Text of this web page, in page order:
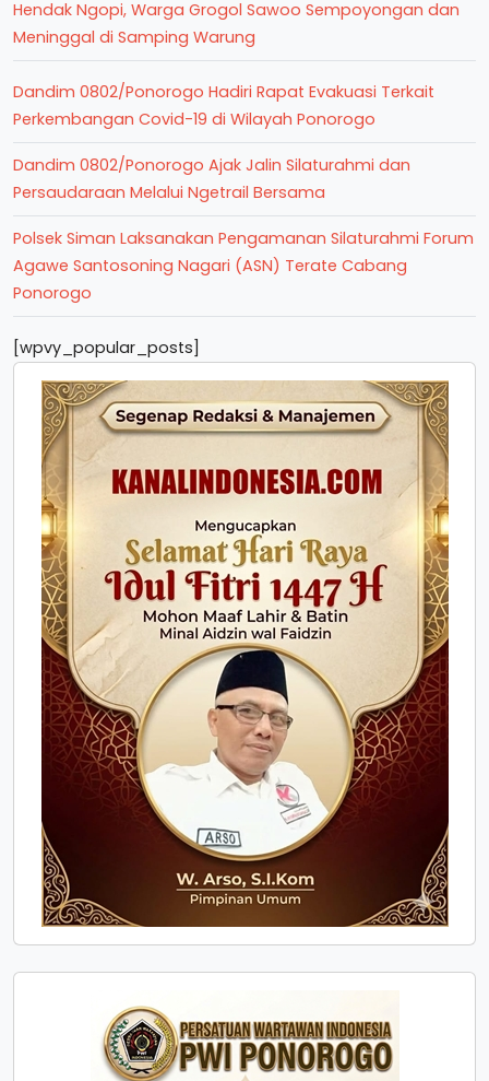
Hendak Ngopi, Warga Grogol Sawoo Sempoyongan dan
Meninggal di Samping Warung
Dandim 0802/Ponorogo Hadiri Rapat Evakuasi Terkait
Perkembangan Covid-19 di Wilayah Ponorogo
Dandim 0802/Ponorogo Ajak Jalin Silaturahmi dan
Persaudaraan Melalui Ngetrail Bersama
Polsek Siman Laksanakan Pengamanan Silaturahmi Forum
Agawe Santosoning Nagari (ASN) Terate Cabang
Ponorogo
[wpvy_popular_posts]